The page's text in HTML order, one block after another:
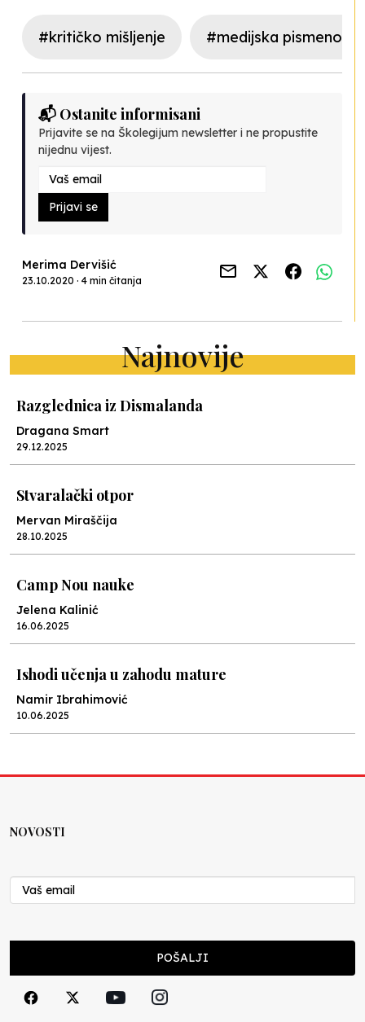
#kritičko mišljenje #medijska pismenost
📬 Ostanite informisani
Prijavite se na Školegijum newsletter i ne propustite
nijednu vijest.
Prijavi se
Merima Dervišić
23.10.2020 · 4 min čitanja
Najnovije
Razglednica iz Dismalanda
Dragana Smart
29.12.2025
Stvaralački otpor
Mervan Miraščija
28.10.2025
Camp Nou nauke
Jelena Kalinić
16.06.2025
Ishodi učenja u zahodu mature
Namir Ibrahimović
10.06.2025
Nenad Veličković
29.10.2024
Cuke i djeca
NOVOSTI
POŠALJI